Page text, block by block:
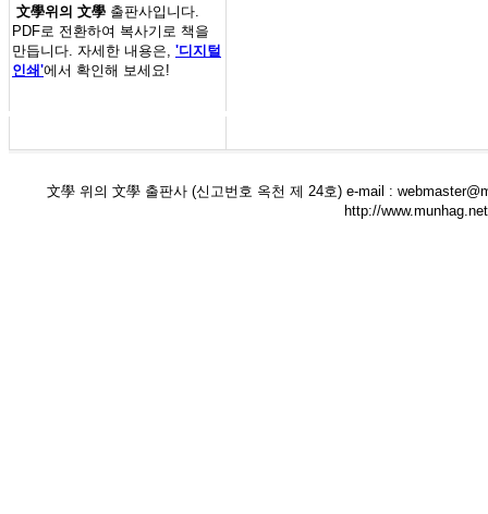
文學위의 文學 출판사입니다.
PDF로 전환하여 복사기로 책을
만듭니다. 자세한 내용은, '디지털
인쇄'에서 확인해 보세요!
文學 위의 文學 출판사 (신고번호 옥천 제 24호) e-mail :
http://